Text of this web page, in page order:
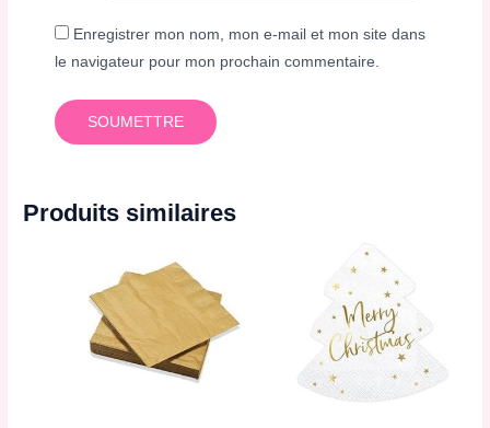
Enregistrer mon nom, mon e-mail et mon site dans
le navigateur pour mon prochain commentaire.
Produits similaires